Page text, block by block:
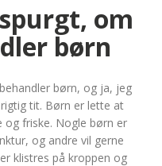
om
børn
børn, og ja, jeg
tit. Børn er lette at
og friske. Nogle børn er
og andre vil gerne
klistres på kroppen og